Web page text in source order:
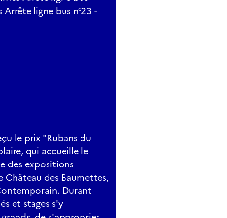
Arrête ligne bus n°23 -
le prix "Rubans du
qui accueille le
des expositions
des Baumettes,
Durant
et stages s'y